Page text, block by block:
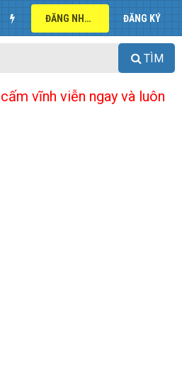
ĐĂNG NHẬP ĐĂNG KÝ
TÌM
vĩnh viễn ngay và luôn